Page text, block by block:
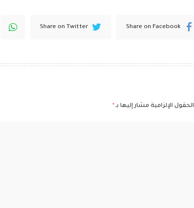
Share on Facebook
Share on Twitter
الحقول الإلزامية مشار إليها بـ *